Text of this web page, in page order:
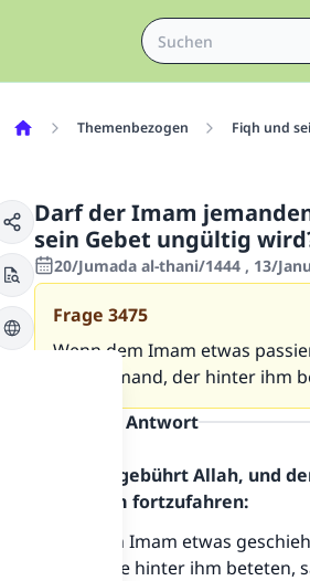
Themenbezogen Fiqh und
Darf der Imam
sein Gebet ungültig
20/Jumada al-thani/1444 , 13/
Frage 3475
Wenn dem Imam etwas
dann jemand, der hinter ihm
Inhalt der Antwort
Alles Lob gebührt Allah, und
Allahs. Um fortzufahren:
Wenn dem Imam etwas
einigen, die hinter ihm beteten,
Die Antwort